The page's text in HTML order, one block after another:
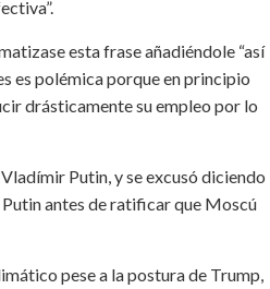
esta frase añadiéndole “así
es polémica porque en principio
drásticamente su empleo por lo
Putin, y se excusó diciendo
Putin antes de ratificar que Moscú
pese a la postura de Trump,